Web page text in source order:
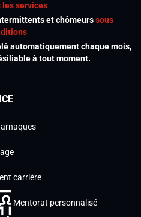
les services
et chômeurssous
automatiquement chaque mois,
à tout moment.
carrière
Mentorat personnalisé